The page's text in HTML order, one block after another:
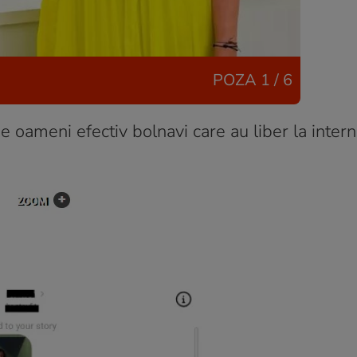
POZA 1 / 6
oameni efectiv bolnavi care au liber la